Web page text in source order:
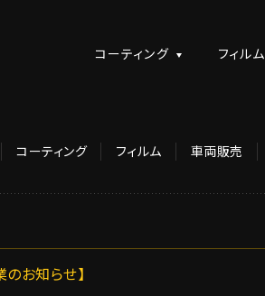
コーティング フィルム
コーティング フィルム 車両販売
のお知らせ】